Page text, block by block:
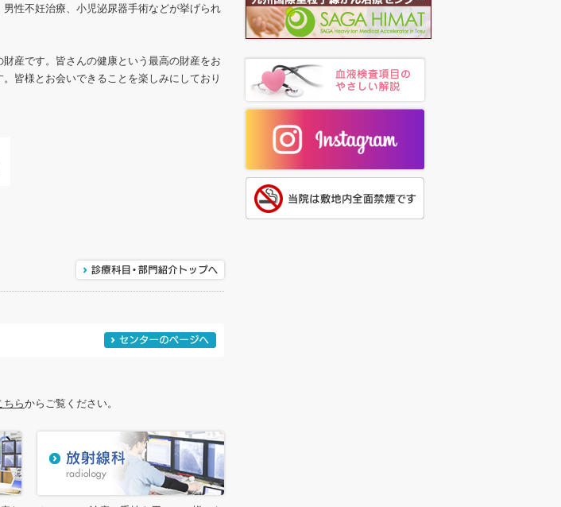
性不妊治療、小児泌尿器手術などが挙げられ
産です。皆さんの健康という最高の財産をお
皆様とお会いできることを楽しみにしており
ちらからご覧ください。